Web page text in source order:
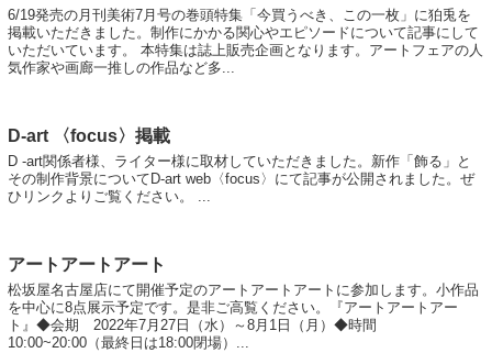
6/19発売の月刊美術7月号の巻頭特集「今買うべき、この一枚」に狛兎を
掲載いただきました。制作にかかる関心やエピソードについて記事にして
いただいています。 本特集は誌上販売企画となります。アートフェアの人
気作家や画廊一推しの作品など多...
D-art 〈focus〉掲載
D -art関係者様、ライター様に取材していただきました。新作「飾る」と
その制作背景についてD-art web〈focus〉にて記事が公開されました。ぜ
ひリンクよりご覧ください。 ...
アートアートアート
松坂屋名古屋店にて開催予定のアートアートアートに参加します。小作品
を中心に8点展示予定です。是非ご高覧ください。『アートアートアー
ト』◆会期 2022年7月27日（水）～8月1日（月）◆時間
10:00~20:00（最終日は18:00閉場）...